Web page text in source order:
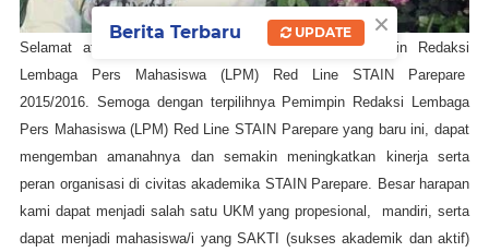
Selamat atas terpilihnya Nur Jannah sebagai Pemimpin Redaksi
Lembaga Pers Mahasiswa (LPM) Red Line STAIN Parepare
2015/2016. Semoga dengan terpilihnya Pemimpin Redaksi Lembaga
Pers Mahasiswa (LPM) Red Line STAIN Parepare yang baru ini, dapat
mengemban amanahnya dan semakin meningkatkan kinerja serta
peran organisasi di civitas akademika STAIN Parepare. Besar harapan
kami dapat menjadi salah satu UKM yang propesional, mandiri, serta
dapat menjadi mahasiswa/i yang SAKTI (sukses akademik dan aktif)
×
Berita Terbaru UPDATE